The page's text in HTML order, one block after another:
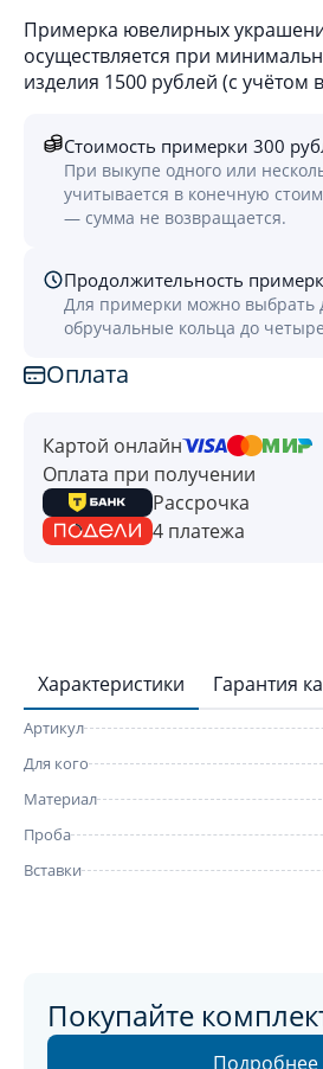
Примерка ювелирных
осуществляется при
изделия 1500 рублей (с учётом
Стоимость примерки 300
При выкупе одного или
учитывается в конечную
— сумма не возвращается.
Продолжительность
Для примерки можно выбрать
обручальные кольца до
Оплата
Картой онлайн
Оплата при получении
Рассрочка
4 платежа
Характеристики Гарантия
Артикул
Для кого
Материал
Проба
Вставки
Покупайте
Подробнее